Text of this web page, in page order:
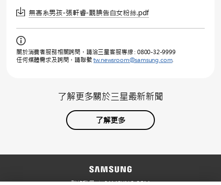
無害系男孩-張軒睿-靦腆告白女粉絲.pdf
關於消費者服務相關詢問，請洽三星客服專線 : 0800-32-9999
任何媒體需求及詢問，請聯繫tw.newsroom@samsung.com.
了解更多關於三星最新新聞
了解更多
聯絡我們 SAMSUNG.COM